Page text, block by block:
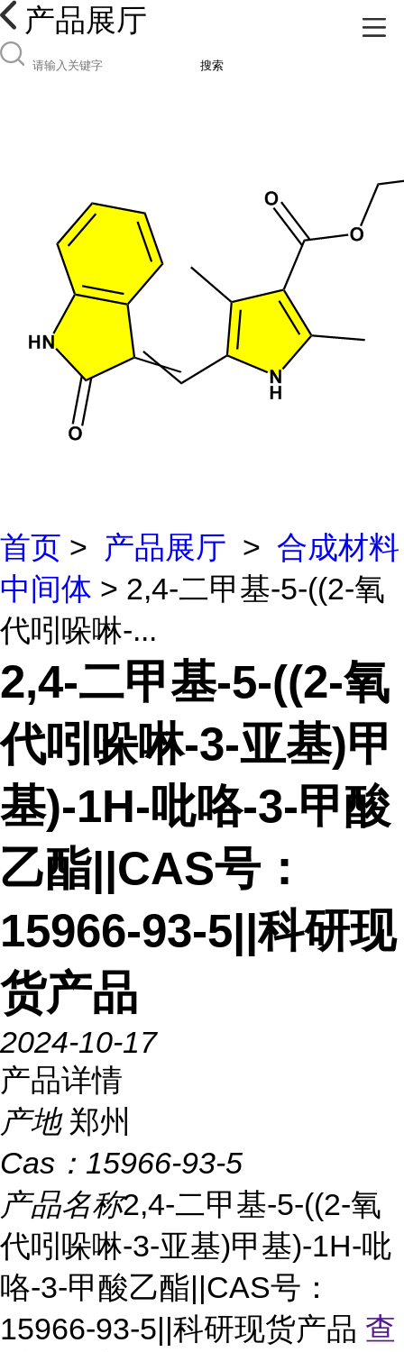
产品展厅
搜索
首页 > 产品展厅 > 合成材料
中间体 > 2,4-二甲基-5-((2-氧
代吲哚啉-...
2,4-二甲基-5-((2-氧
代吲哚啉-3-亚基)甲
基)-1H-吡咯-3-甲酸
乙酯||CAS号：
15966-93-5||科研现
货产品
2024-10-17
产品详情
产地 郑州
Cas： 15966-93-5
产品名称2,4-二甲基-5-((2-氧
代吲哚啉-3-亚基)甲基)-1H-吡
咯-3-甲酸乙酯||CAS号：
15966-93-5||科研现货产品 查